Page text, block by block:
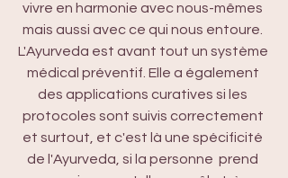
vivre en harmonie avec nous-mêmes
mais aussi avec ce qui nous entoure.
L'Ayurveda est avant tout un système
médical préventif. Elle a également
des applications curatives si les
protocoles sont suivis correctement
et surtout, et c'est là une spécificité
de l'Ayurveda, si la personne  prend